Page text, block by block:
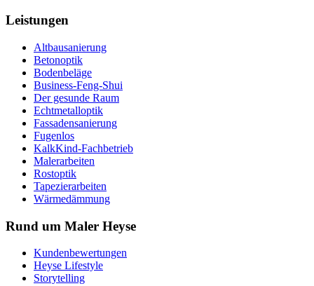
Leistungen
Altbausanierung
Betonoptik
Bodenbeläge
Business-Feng-Shui
Der gesunde Raum
Echtmetalloptik
Fassadensanierung
Fugenlos
KalkKind-Fachbetrieb
Malerarbeiten
Rostoptik
Tapezierarbeiten
Wärmedämmung
Rund um Maler Heyse
Kundenbewertungen
Heyse Lifestyle
Storytelling